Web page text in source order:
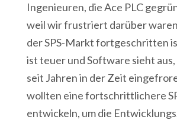
Ingenieuren, die Ace PLC
weil wir frustriert darüber
der SPS-Markt fortgeschritten
ist teuer und Software sieht aus,
seit Jahren in der Zeit
wollten eine fortschrittlichere
entwickeln, um die